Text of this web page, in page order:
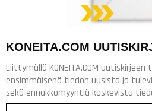
KONEITA.COM
Liittymällä KONEITA.COM
ensimmäisenä tiedon uusista ja
sekä ennakkomyyntiä koskevista